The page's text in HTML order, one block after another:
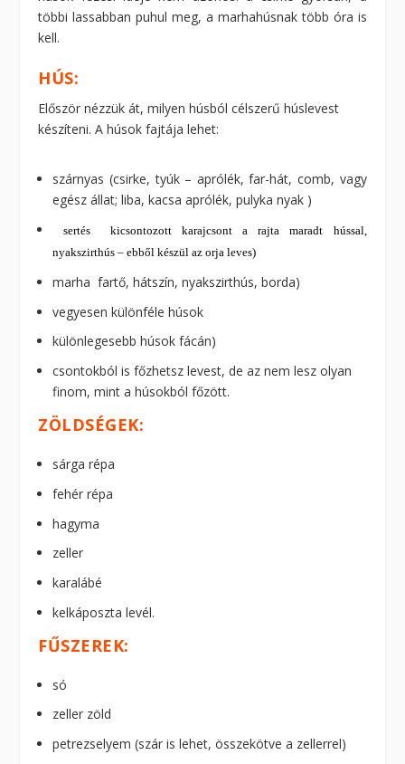
többi lassabban puhul meg, a marhahúsnak több óra is
kell.
HÚS:
Először nézzük át, milyen húsból célszerű húslevest
készíteni. A húsok fajtája lehet:
szárnyas (csirke, tyúk – aprólék, far-hát, comb, vagy
egész állat; liba, kacsa aprólék, pulyka nyak )
sertés kicsontozott karajcsont a rajta maradt hússal,
nyakszirthús – ebből készül az orja leves)
marha fartő, hátszín, nyakszirthús, borda)
vegyesen különféle húsok
különlegesebb húsok fácán)
csontokból is főzhetsz levest, de az nem lesz olyan
finom, mint a húsokból főzött.
ZÖLDSÉGEK:
sárga répa
fehér répa
hagyma
zeller
karalábé
kelkáposzta levél.
FŰSZEREK:
só
zeller zöld
petrezselyem (szár is lehet, összekötve a zellerrel)